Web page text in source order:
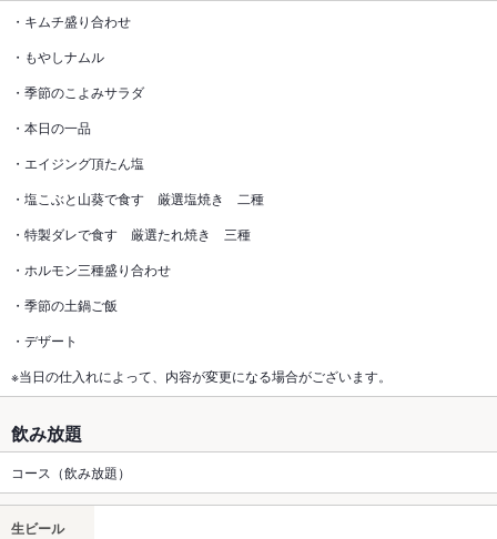
・キムチ盛り合わせ
・もやしナムル
・季節のこよみサラダ
・本日の一品
・エイジング頂たん塩
・塩こぶと山葵で食す 厳選塩焼き 二種
・特製ダレで食す 厳選たれ焼き 三種
・ホルモン三種盛り合わせ
・季節の土鍋ご飯
・デザート
※当日の仕入れによって、内容が変更になる場合がございます。
飲み放題
コース（飲み放題）
生ビール